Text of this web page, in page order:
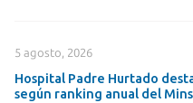
5 agosto, 2026
Hospital Padre Hurtado
según ranking anual del